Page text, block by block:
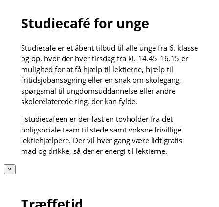
Studiecafé for unge
Studiecafe er et åbent tilbud til alle unge fra 6. klasse
og op, hvor der hver tirsdag fra kl. 14.45-16.15 er
mulighed for at få hjælp til lektierne, hjælp til
fritidsjobansøgning eller en snak om skolegang,
spørgsmål til ungdomsuddannelse eller andre
skolerelaterede ting, der kan fylde.
I studiecafeen er der fast en tovholder fra det
boligsociale team til stede samt voksne frivillige
lektiehjælpere. Der vil hver gang være lidt gratis
mad og drikke, så der er energi til lektierne.
×